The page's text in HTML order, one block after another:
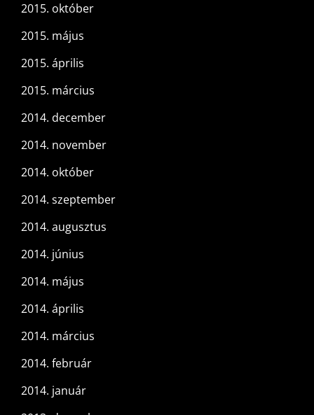
2015. október
2015. május
2015. április
2015. március
2014. december
2014. november
2014. október
2014. szeptember
2014. augusztus
2014. június
2014. május
2014. április
2014. március
2014. február
2014. január